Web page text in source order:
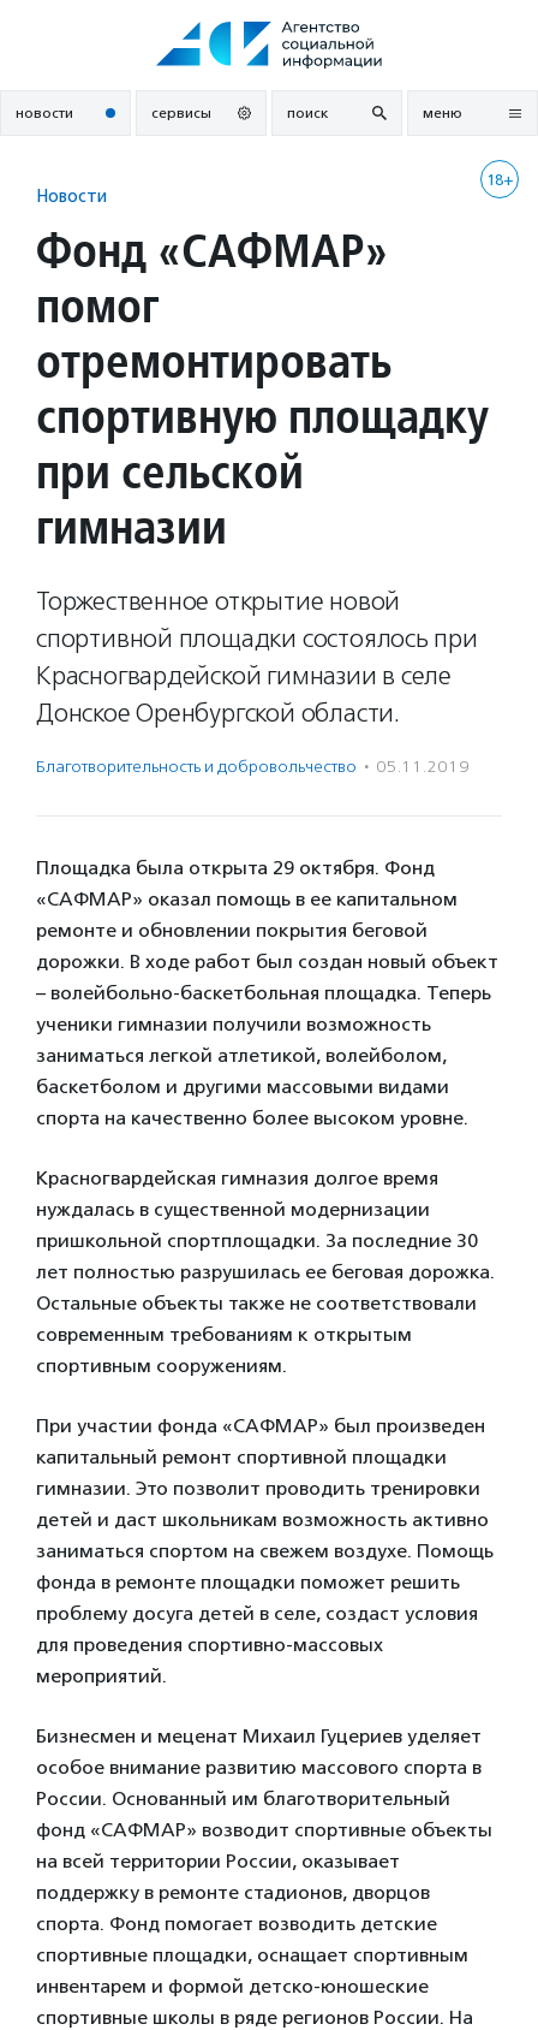
новости сервисы поиск меню
18+
Новости
Фонд «САФМАР»
помог
отремонтировать
спортивную площадку
при сельской
гимназии
Торжественное открытие новой
спортивной площадки состоялось при
Красногвардейской гимназии в селе
Донское Оренбургской области.
Благотвори­тель­ность и доброволь­чест­во · 05.11.2019
Площадка была открыта 29 октября. Фонд
«САФМАР» оказал помощь в ее капитальном
ремонте и обновлении покрытия беговой
дорожки. В ходе работ был создан новый объект
– волейбольно-баскетбольная площадка. Теперь
ученики гимназии получили возможность
заниматься легкой атлетикой, волейболом,
баскетболом и другими массовыми видами
спорта на качественно более высоком уровне.
Красногвардейская гимназия долгое время
нуждалась в существенной модернизации
пришкольной спортплощадки. За последние 30
лет полностью разрушилась ее беговая дорожка.
Остальные объекты также не соответствовали
современным требованиям к открытым
спортивным сооружениям.
При участии фонда «САФМАР» был произведен
капитальный ремонт спортивной площадки
гимназии. Это позволит проводить тренировки
детей и даст школьникам возможность активно
заниматься спортом на свежем воздухе. Помощь
фонда в ремонте площадки поможет решить
проблему досуга детей в селе, создаст условия
для проведения спортивно-массовых
мероприятий.
Бизнесмен и меценат Михаил Гуцериев уделяет
особое внимание развитию массового спорта в
России. Основанный им благотворительный
фонд «САФМАР» возводит спортивные объекты
на всей территории России, оказывает
поддержку в ремонте стадионов, дворцов
спорта. Фонд помогает возводить детские
спортивные площадки, оснащает спортивным
инвентарем и формой детско-юношеские
спортивные школы в ряде регионов России. На